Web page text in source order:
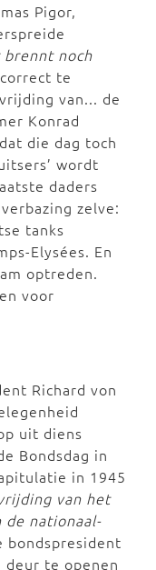
Pigor,
brennt noch
te
van... de
Konrad
die dag toch
wordt
daders
zelve:
tanks
Elysées. En
optreden.
voor
Richard von
uit diens
Bondsdag in
in 1945
van het
de nationaal-
bondspresident
deur te openen